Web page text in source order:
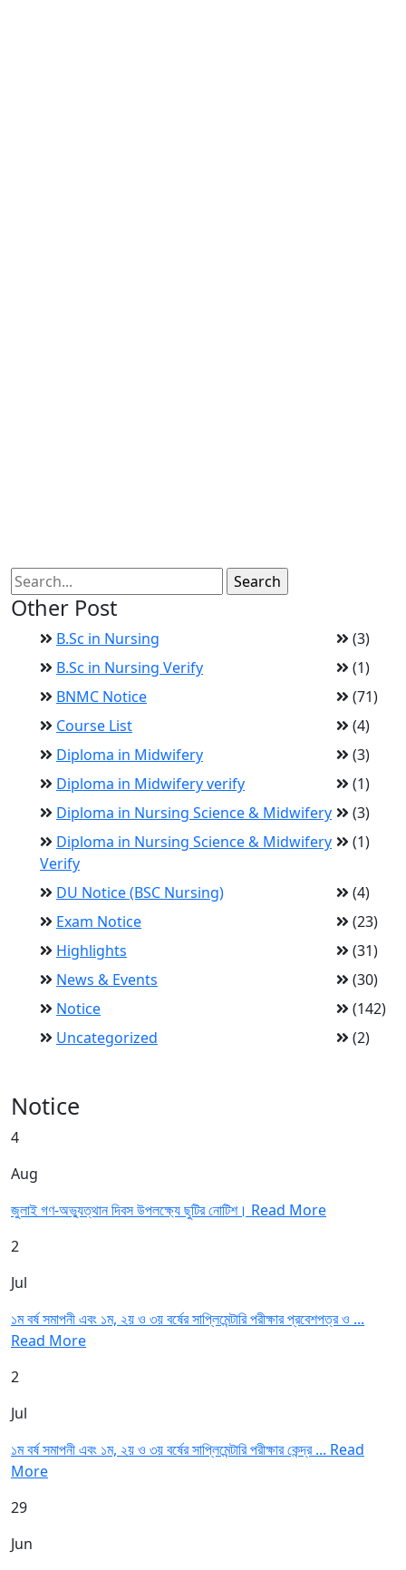
Other Post
B.Sc in Nursing
(3)
B.Sc in Nursing Verify
(1)
BNMC Notice
(71)
Course List
(4)
Diploma in Midwifery
(3)
Diploma in Midwifery verify
(1)
Diploma in Nursing Science & Midwifery
(3)
Diploma in Nursing Science & Midwifery
Verify
(1)
DU Notice (BSC Nursing)
(4)
Exam Notice
(23)
Highlights
(31)
News & Events
(30)
Notice
(142)
Uncategorized
(2)
Notice
4
Aug
জুলাই গণ-অভ্যুত্থান দিবস উপলক্ষ্যে ছুটির নোটিশ। Read More
2
Jul
১ম বর্ষ সমাপনী এবং ১ম, ২য় ও ৩য় বর্ষের সাপ্লিমেন্টারি পরীক্ষার প্রবেশপত্র ও ...
Read More
2
Jul
১ম বর্ষ সমাপনী এবং ১ম, ২য় ও ৩য় বর্ষের সাপ্লিমেন্টারি পরীক্ষার কেন্দ্র ... Read
More
29
Jun